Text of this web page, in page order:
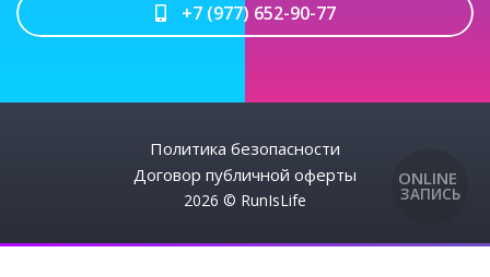
+7 (977) 652-90-77
Политика безопасности
Договор публичной оферты
2026 © RunIsLife
ONLINE
ЗАПИСЬ